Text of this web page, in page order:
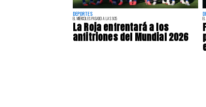
DEPORTES
EL MIÉRCOLES PASADO A LAS 9:35
La Roja enfrentará a los
anfitriones del Mundial 2026